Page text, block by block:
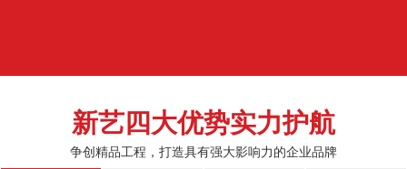
新艺四大优势实力护航
争创精品工程，打造具有强大影响力的企业品牌